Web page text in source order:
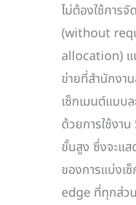
ไม่ต้องใช้การ
(without
allocation) แ
ข่ายที่สำนักงา
เซ็กเมนต์แบบ
ด้วยการใช้งา
ขั้นสูง ซึ่งจะแ
ของการแบ่งเ
edge ที่ทุกส่ว